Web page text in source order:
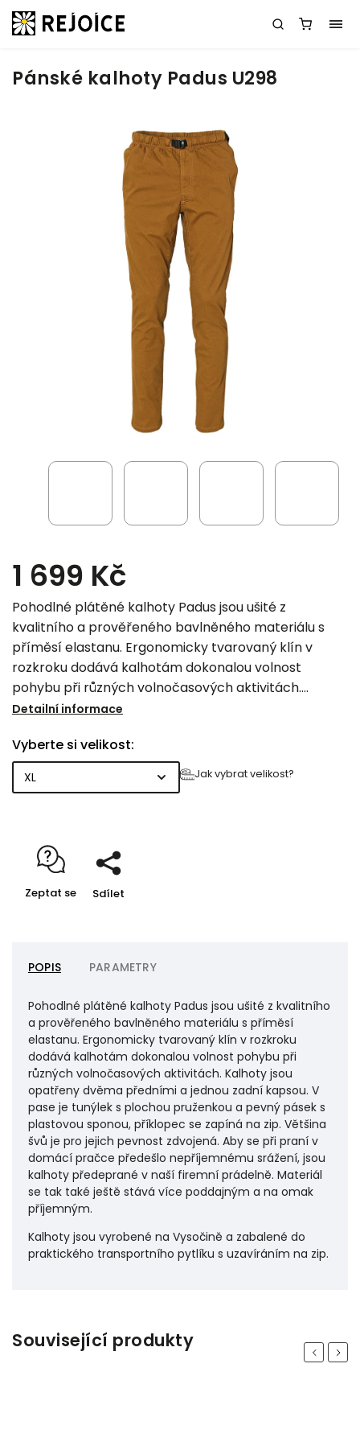
Pánské kalhoty Padus U298
1 699 Kč
Pohodlné plátěné kalhoty Padus jsou ušité z
kvalitního a prověřeného bavlněného materiálu s
příměsí elastanu. Ergonomicky tvarovaný klín v
rozkroku dodává kalhotám dokonalou volnost
pohybu při různých volnočasových aktivitách.
Kalhoty jsou opatřeny dvěma předními a jednou
a pevný pásek s plastovou sponou, příklopec se
zapíná na zip. Většina švů je pro jejich pevnost
zdvojená. Aby se při praní v domácí pračce předešlo
stává více poddajným a na omak příjemným.
Detailní informace
Vyberte si velikost:
Jak vybrat velikost?
Zeptat se Sdílet
POPIS PARAMETRY
Pohodlné plátěné kalhoty Padus jsou ušité z kvalitního
a prověřeného bavlněného materiálu s příměsí
elastanu. Ergonomicky tvarovaný klín v rozkroku
dodává kalhotám dokonalou volnost pohybu při
různých volnočasových aktivitách. Kalhoty jsou
opatřeny dvěma předními a jednou zadní kapsou. V
pase je tunýlek s plochou pruženkou a pevný pásek s
plastovou sponou, příklopec se zapíná na zip. Většina
švů je pro jejich pevnost zdvojená. Aby se při praní v
domácí pračce předešlo nepříjemnému srážení, jsou
kalhoty předeprané v naší firemní prádelně. Materiál
se tak také ještě stává více poddajným a na omak
příjemným.
Kalhoty jsou vyrobené na Vysočině a zabalené do
praktického transportního pytlíku s uzavíráním na zip.
Související produkty Previous
Next